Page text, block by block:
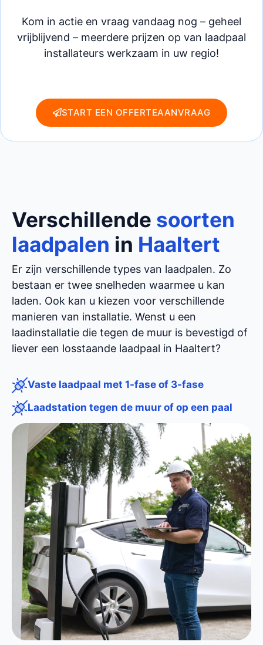
Kom in actie en vraag vandaag nog – geheel
vrijblijvend – meerdere prijzen op van laadpaal
installateurs werkzaam in uw regio!
START EEN OFFERTEAANVRAAG
Verschillende soorten
laadpalen in Haaltert
Er zijn verschillende types van laadpalen. Zo
bestaan er twee snelheden waarmee u kan
laden. Ook kan u kiezen voor verschillende
manieren van installatie. Wenst u een
laadinstallatie die tegen de muur is bevestigd of
liever een losstaande laadpaal in Haaltert?
Vaste laadpaal met 1-fase of 3-fase
Laadstation tegen de muur of op een paal